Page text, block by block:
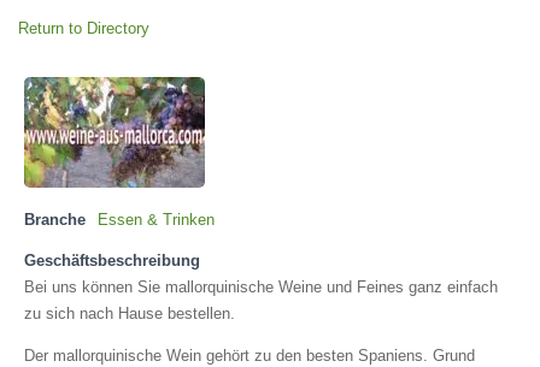
Return to Directory
Branche Essen & Trinken
Geschäftsbeschreibung
Bei uns können Sie mallorquinische Weine und Feines ganz einfach
zu sich nach Hause bestellen.
Der mallorquinische Wein gehört zu den besten Spaniens. Grund